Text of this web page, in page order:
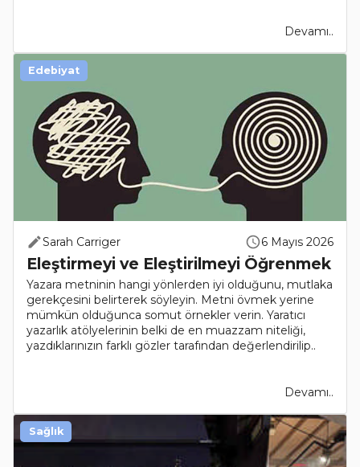
Devamı..
Sarah Carriger 6 Mayıs 2026
Eleştirmeyi ve Eleştirilmeyi Öğrenmek
Yazara metninin hangi yönlerden iyi olduğunu, mutlaka
gerekçesini belirterek söyleyin. Metni övmek yerine
mümkün olduğunca somut örnekler verin. Yaratıcı
yazarlık atölyelerinin belki de en muazzam niteliği,
yazdıklarınızın farklı gözler tarafından değerlendirilip..
Devamı..
Edebiyat
Sağlık